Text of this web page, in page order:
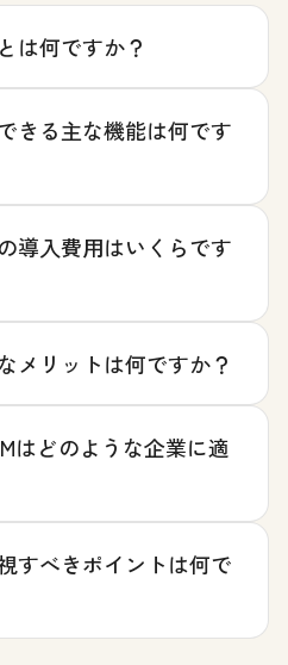
は何ですか？
きる主な機能は何です
導入費用はいくらです
メリットは何ですか？
はどのような企業に適
すべきポイントは何で